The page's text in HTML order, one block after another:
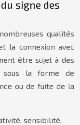
signe des
qualités
la connexion avec
être sujet à des
sous la forme de
ou de fuite de la
sensibilité,